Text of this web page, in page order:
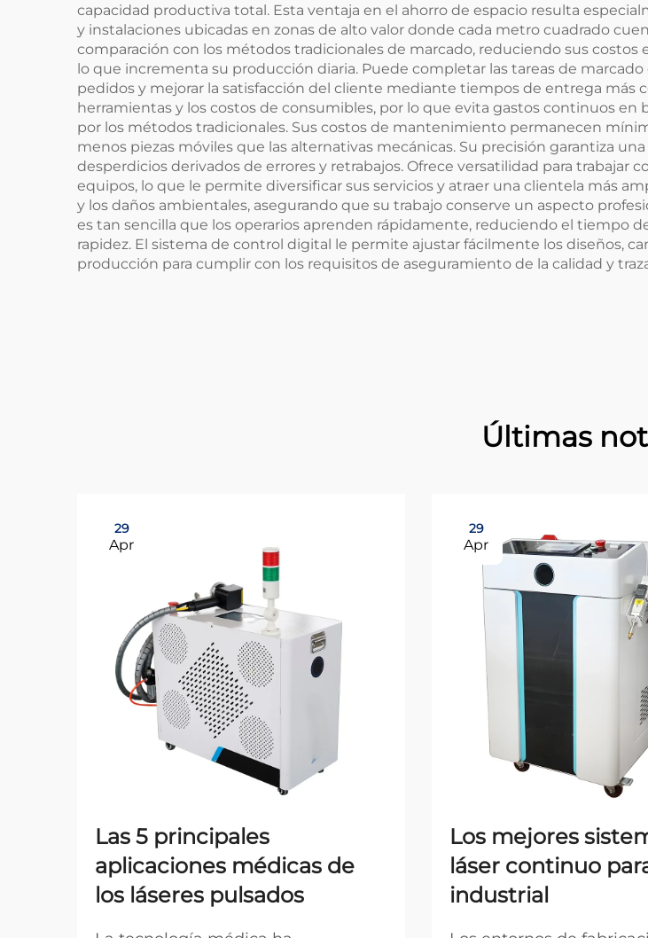
capacidad productiva total. Esta ventaja en el ahorro de espacio resulta
y instalaciones ubicadas en zonas de alto valor donde cada metro cuadrado
comparación con los métodos tradicionales de marcado, reduciendo sus
lo que incrementa su producción diaria. Puede completar las tareas de
pedidos y mejorar la satisfacción del cliente mediante tiempos de entrega más
herramientas y los costos de consumibles, por lo que evita gastos continuos
por los métodos tradicionales. Sus costos de mantenimiento permanecen
menos piezas móviles que las alternativas mecánicas. Su precisión garantiza
desperdicios derivados de errores y retrabajos. Ofrece versatilidad para
equipos, lo que le permite diversificar sus servicios y atraer una clientela más
y los daños ambientales, asegurando que su trabajo conserve un aspecto
es tan sencilla que los operarios aprenden rápidamente, reduciendo el tiempo
rapidez. El sistema de control digital le permite ajustar fácilmente los diseños,
producción para cumplir con los requisitos de aseguramiento de la calidad y
Últimas
29
Apr
Las 5 principales
aplicaciones médicas de
los láseres pulsados
29
Apr
Los mejores
láser continuo
industrial